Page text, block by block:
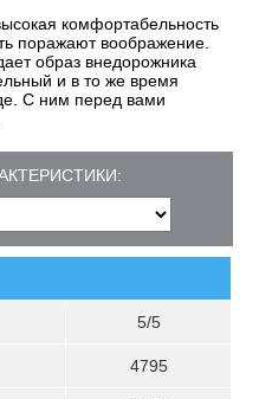
комфортабельность
поражают воображение.
образ внедорожника
и в то же время
С ним перед вами
5/5
4795